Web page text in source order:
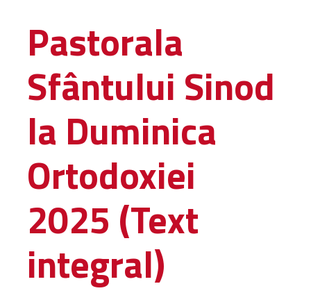
ISTORIC
ORGANIZAREA
ORGANIZAREA
Structura
Administrativă
Mănăstiri,
biserici și
monumente
Diaconii
Pastorala
Sfântului Sinod
la Duminica
Ortodoxiei
2025 (Text
integral)